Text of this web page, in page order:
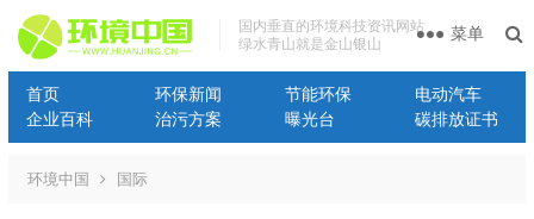
国内垂直的环境科技资讯网站
绿水青山就是金山银山
首页 环保新闻 节能环保
电动汽车
企业百科
治污方案 曝光台 碳排放证书
菜单
环境中国 国际